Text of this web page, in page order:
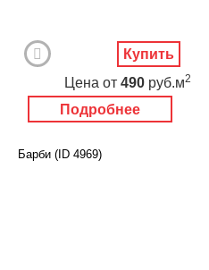
Подробнее
Цена от 490 руб.м2
Купить
Барби (ID 4969)